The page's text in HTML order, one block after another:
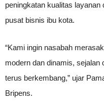
peningkatan kualitas
pusat bisnis ibu kota.
“Kami ingin nasabah
modern dan dinamis, sejalan
terus berkembang,” ujar
Bripens.